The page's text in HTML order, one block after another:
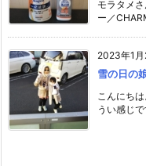
モラタメ
ー／
2023年1月
雪の日の
こんにち
うい感じ